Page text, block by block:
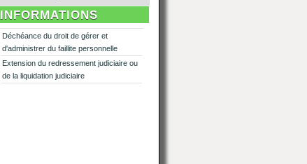
INFORMATIONS
Déchéance du droit de gérer et
d'administrer du faillite personnelle
Extension du redressement judiciaire ou
de la liquidation judiciaire